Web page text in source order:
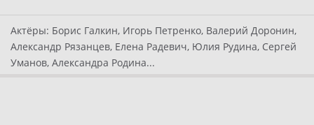
Актёры: Борис Галкин, Игорь Петренко, Валерий Доронин,
Александр Рязанцев, Елена Радевич, Юлия Рудина, Сергей
Уманов, Александра Родина...